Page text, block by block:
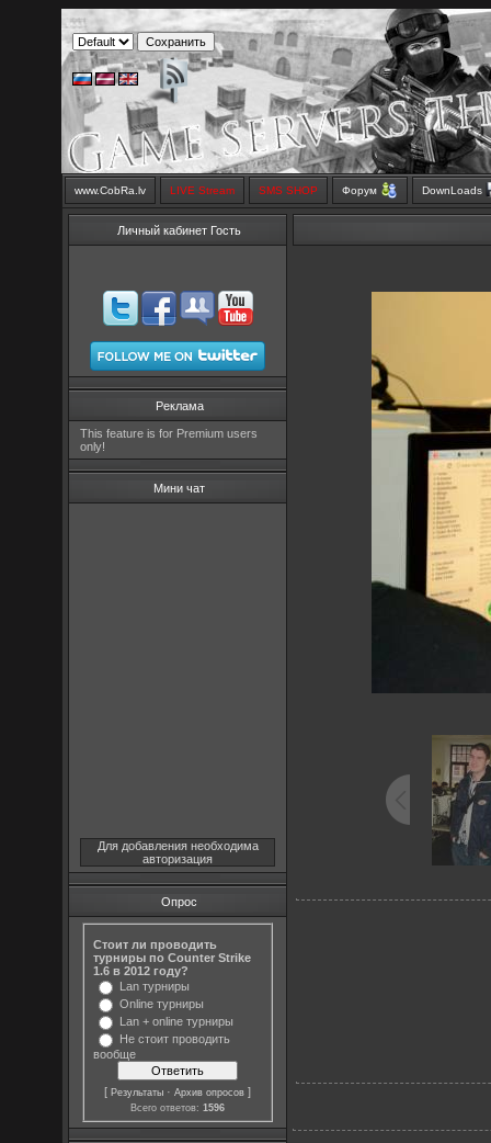
www.CobRa.lv LIVE Stream SMS SHOP Форум DownLoads
Личный кабинет Гость
Реклама
This feature is for Premium users
only!
Мини чат
Для добавления необходима
авторизация
Опрос
Стоит ли проводить
турниры по Counter Strike
1.6 в 2012 году?
Lan турниры
Online турниры
Lan + online турниры
Не стоит проводить
вообще
[Результаты ·Архив опросов ]
Всего ответов:1596